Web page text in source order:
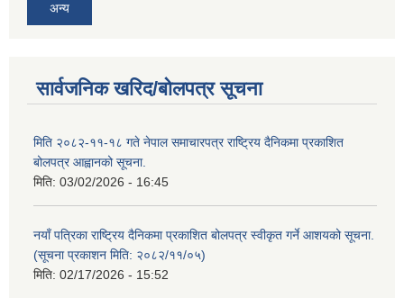
अन्य
सार्वजनिक खरिद/बोलपत्र सूचना
मिति २०८२-११-१८ गते नेपाल समाचारपत्र राष्ट्रिय दैनिकमा प्रकाशित
बोलपत्र आह्वानको सूचना.
मिति: 03/02/2026 - 16:45
नयाँ पत्रिका राष्ट्रिय दैनिकमा प्रकाशित बोलपत्र स्वीकृत गर्ने आशयको सूचना.
(सूचना प्रकाशन मिति: २०८२/११/०५)
मिति: 02/17/2026 - 15:52